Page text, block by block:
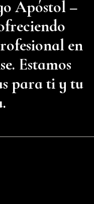
Apóstol –
en
Estamos
para ti y tu